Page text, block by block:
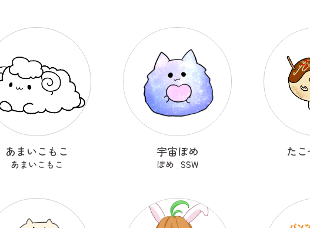
あまいこもこ
あまいこもこ
宇宙ぽめ
ぽめ_SSW
た